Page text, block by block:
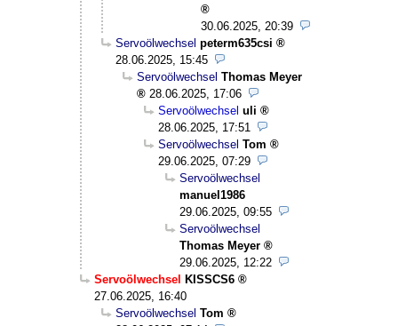
30.06.2025, 20:39
Servoölwechsel peterm635csi
28.06.2025, 15:45
Servoölwechsel Thomas Meyer
28.06.2025, 17:06
Servoölwechsel uli
28.06.2025, 17:51
Servoölwechsel Tom
29.06.2025, 07:29
Servoölwechsel
manuel1986
29.06.2025, 09:55
Servoölwechsel
Thomas Meyer
29.06.2025, 12:22
Servoölwechsel
KISSCS6
27.06.2025, 16:40
Servoölwechsel Tom